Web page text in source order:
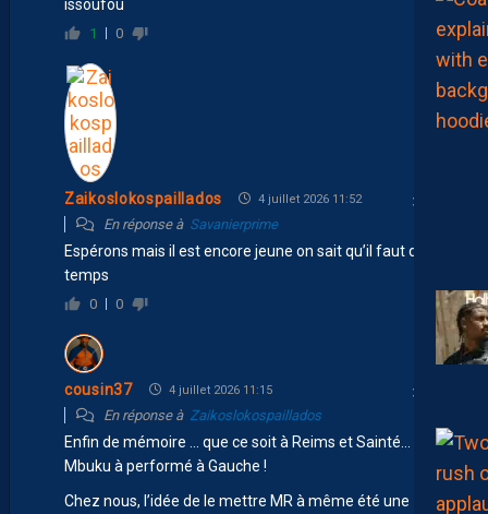
issoufou
1 0
Zaikoslokospaillados 4 juillet 2026 11:52
En réponse à Savanierprime
Espérons mais il est encore jeune on sait qu’il faut du
temps
0 0
cousin37 4 juillet 2026 11:15
En réponse à Zaikoslokospaillados
Enfin de mémoire … que ce soit à Reims et Sainté…
Mbuku à performé à Gauche !
Chez nous, l’idée de le mettre MR à même été une